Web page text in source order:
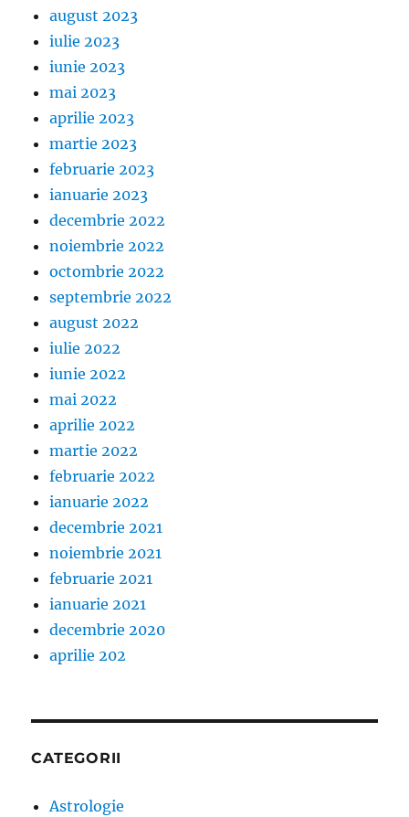
august 2023
iulie 2023
iunie 2023
mai 2023
aprilie 2023
martie 2023
februarie 2023
ianuarie 2023
decembrie 2022
noiembrie 2022
octombrie 2022
septembrie 2022
august 2022
iulie 2022
iunie 2022
mai 2022
aprilie 2022
martie 2022
februarie 2022
ianuarie 2022
decembrie 2021
noiembrie 2021
februarie 2021
ianuarie 2021
decembrie 2020
aprilie 202
CATEGORII
Astrologie